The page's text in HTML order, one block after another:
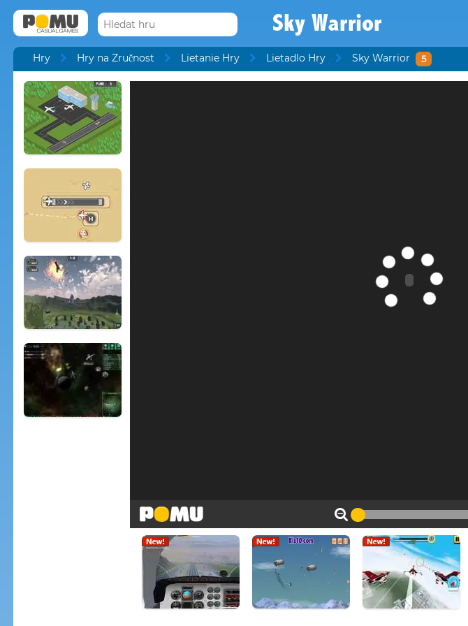
Sky Warrior
Hry Hry na Zručnost Lietanie Hry Lietadlo Hry Sky Warrior 5